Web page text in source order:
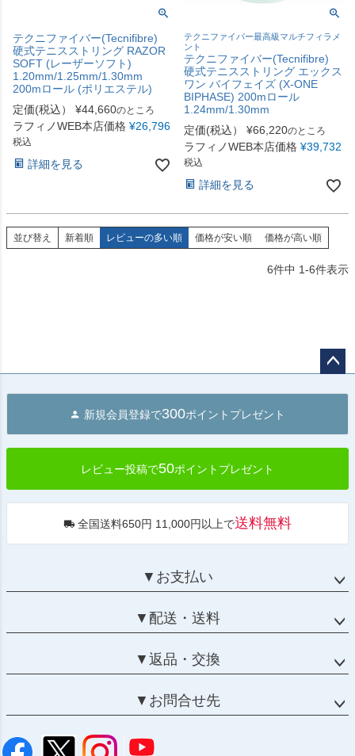
テクニファイバー(Tecnifibre)
硬式テニスストリング RAZOR
SOFT (レーザーソフト)
1.20mm/1.25mm/1.30mm
200mロール (ポリエステル)
定価(税込）
¥44,660のところ
ラフィノWEB本店価格 ¥26,796
税込
詳細を見る
テクニファイバー最高級マルチフィラメ
ント
テクニファイバー(Tecnifibre)
硬式テニスストリング エックス
ワン バイフェイズ (X-ONE
BIPHASE) 200mロール
1.24mm/1.30mm
定価(税込）
¥66,220のところ
ラフィノWEB本店価格 ¥39,732
税込
詳細を見る
並び替え 新着順 レビューの多い順 価格が安い順 価格が高い順
6件中 1-6件表示
へ
新規会員登録で300ポイントプレゼント
レビュー投稿で50ポイントプレゼント
全国送料650円 11,000円以上で送料無料
▼お支払い
▼配送・送料
▼返品・交換
▼お問合せ先